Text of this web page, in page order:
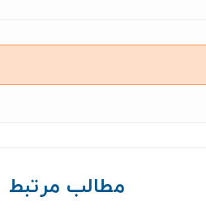
مطالب مرتبط